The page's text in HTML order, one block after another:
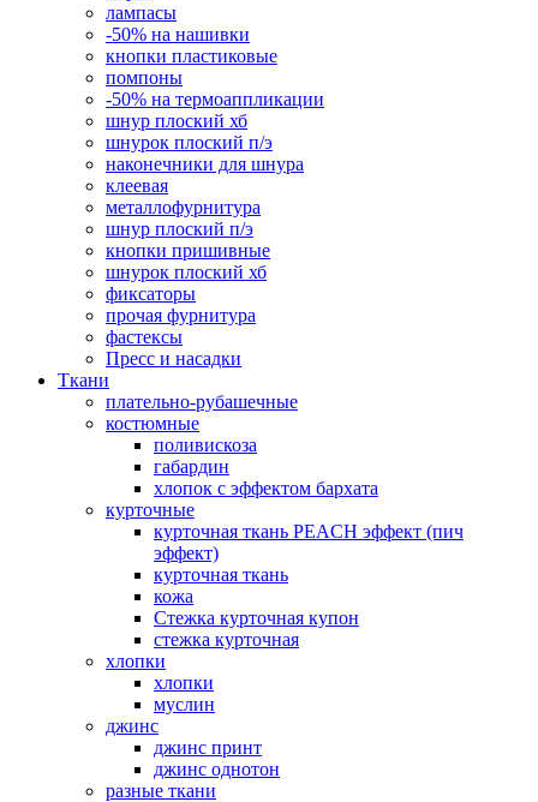
лампасы
-50% на нашивки
кнопки пластиковые
помпоны
-50% на термоаппликации
шнур плоский хб
шнурок плоский п/э
наконечники для шнура
клеевая
металлофурнитура
шнур плоский п/э
кнопки пришивные
шнурок плоский хб
фиксаторы
прочая фурнитура
фастексы
Пресс и насадки
Ткани
плательно-рубашечные
костюмные
поливискоза
габардин
хлопок с эффектом бархата
курточные
курточная ткань PEACH эффект (пич
эффект)
курточная ткань
кожа
Стежка курточная купон
стежка курточная
хлопки
хлопки
муслин
джинс
джинс принт
джинс однотон
разные ткани